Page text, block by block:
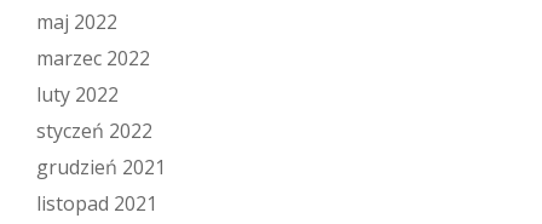
maj 2022
marzec 2022
luty 2022
styczeń 2022
grudzień 2021
listopad 2021